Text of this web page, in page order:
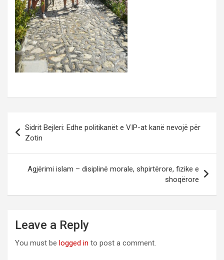
navigation
Sidrit Bejleri: Edhe politikanët e VIP-at kanë nevojë për
Zotin
Agjërimi islam – disiplinë morale, shpirtërore, fizike e
shoqërore
Leave a Reply
You must be logged in to post a comment.